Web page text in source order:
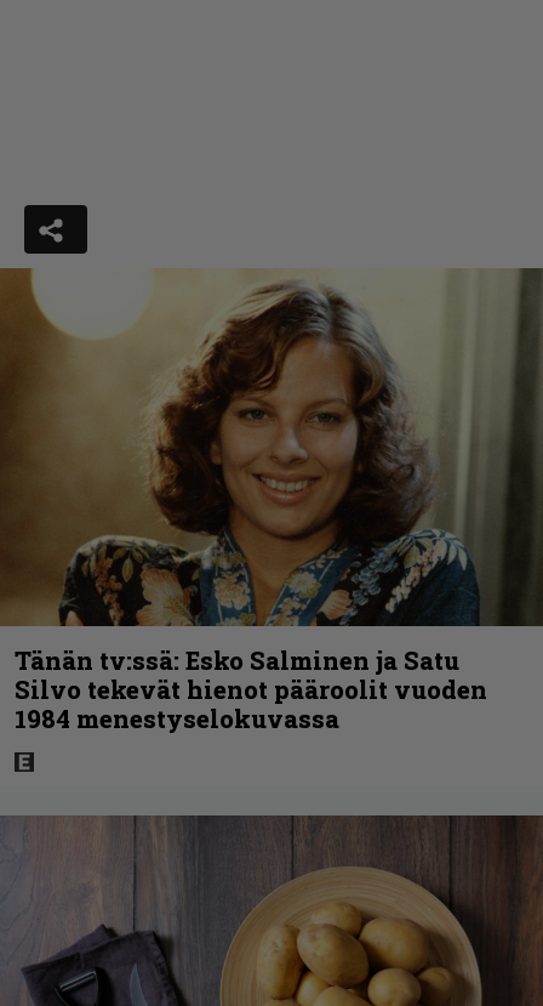
Tänän tv:ssä: Esko Salminen ja Satu
Silvo tekevät hienot pääroolit vuoden
1984 menestyselokuvassa